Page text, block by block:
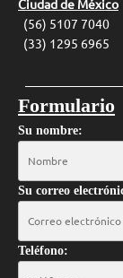
Ciudad de México
(56) 5107 7040
(33) 1295 6965
Formulario
Su nombre:
Su correo
Teléfono: